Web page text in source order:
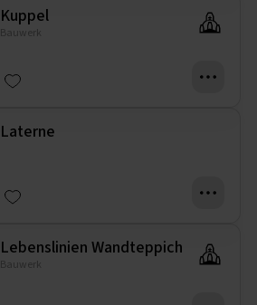
Kuppel
Bauwerk
Laterne
Lebenslinien Wandteppich
Bauwerk